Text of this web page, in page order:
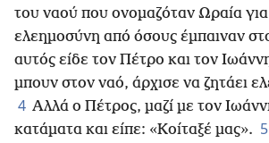
του ναού που ονομαζόταν Ωραία για
ελεημοσύνη από όσους έμπαιναν
αυτός είδε τον Πέτρο και τον
μπουν στον ναό, άρχισε να ζητάει
4 Αλλά ο Πέτρος, μαζί με τον
κατάματα και είπε: «Κοίταξέ μας». 5